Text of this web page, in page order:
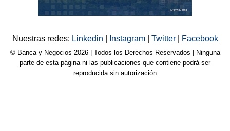
Nuestras redes: Linkedin Instagram Twitter Facebook
© Banca y Negocios 2026 | Todos los Derechos Reservados | Ninguna
parte de esta página ni las publicaciones que contiene podrá ser
reproducida sin autorización